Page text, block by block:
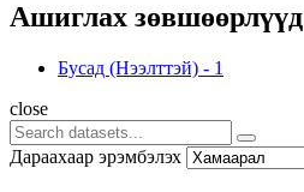
Ашиглах зөвшөөрлүүд
Бусад (Нээлттэй) - 1
close
Дараахаар эрэмбэлэх